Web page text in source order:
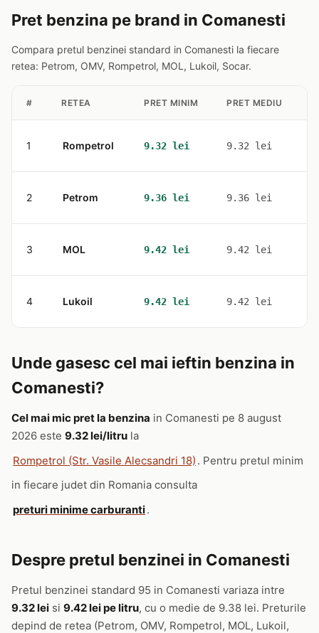
Pret benzina pe brand in Comanesti
Compara pretul benzinei standard in Comanesti la fiecare
retea: Petrom, OMV, Rompetrol, MOL, Lukoil, Socar.
# RETEA PRET MINIM PRET MEDIU
1 Rompetrol 9.32 lei 9.32 lei
2 Petrom 9.36 lei 9.36 lei
3 MOL 9.42 lei 9.42 lei
4 Lukoil 9.42 lei 9.42 lei
Unde gasesc cel mai ieftin benzina in
Comanesti?
Cel mai mic pret la benzina in Comanesti pe 8 august
2026 este 9.32 lei/litru la
Rompetrol (Str. Vasile Alecsandri 18) . Pentru pretul minim
in fiecare judet din Romania consulta
preturi minime carburanti.
Despre pretul benzinei in Comanesti
Pretul benzinei standard 95 in Comanesti variaza intre
9.32 lei si 9.42 lei pe litru, cu o medie de 9.38 lei. Preturile
depind de retea (Petrom, OMV, Rompetrol, MOL, Lukoil,